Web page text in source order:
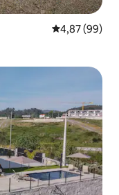
Gemiddelde
4,87 (99)